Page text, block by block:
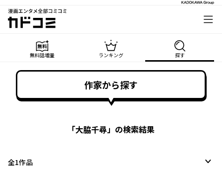
漫画エンタメ全部コミコミ
カドコミ
無料話増量 ランキング 探す
作家から探す
「大脇千尋」の検索結果
全1作品